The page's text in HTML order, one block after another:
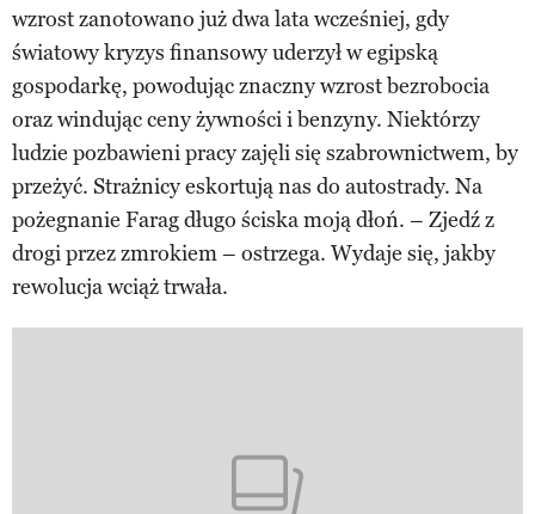
wzrost zanotowano już dwa lata wcześniej, gdy
światowy kryzys finansowy uderzył w egipską
gospodarkę, powodując znaczny wzrost bezrobocia
oraz windując ceny żywności i benzyny. Niektórzy
ludzie pozbawieni pracy zajęli się szabrownictwem, by
przeżyć. Strażnicy eskortują nas do autostrady. Na
pożegnanie Farag długo ściska moją dłoń. – Zjedź z
drogi przez zmrokiem – ostrzega. Wydaje się, jakby
rewolucja wciąż trwała.